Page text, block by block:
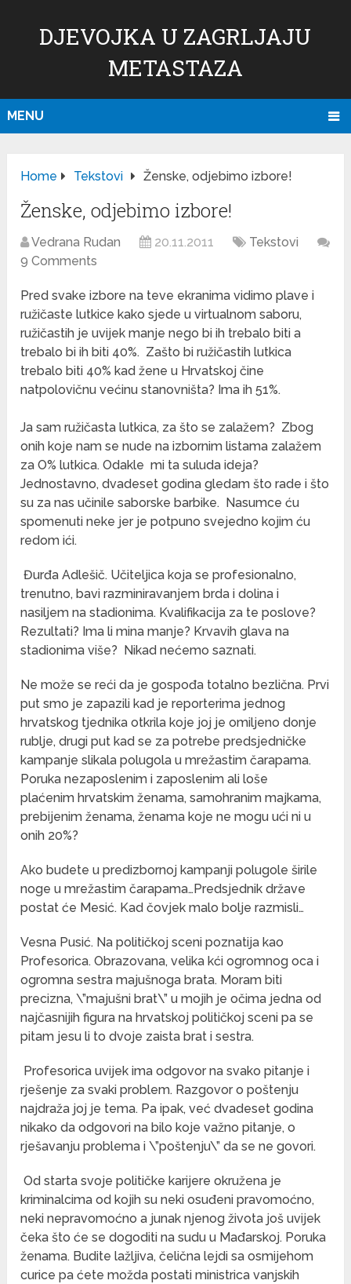
DJEVOJKA U ZAGRLJAJU
METASTAZA
MENU
Home Tekstovi Ženske, odjebimo izbore!
Ženske, odjebimo izbore!
Vedrana Rudan 20.11.2011
Tekstovi
9 Comments
Pred svake izbore na teve ekranima vidimo plave i
ružičaste lutkice kako sjede u virtualnom saboru,
ružičastih je uvijek manje nego bi ih trebalo biti a
trebalo bi ih biti 40%. Zašto bi ružičastih lutkica
trebalo biti 40% kad žene u Hrvatskoj čine
natpolovičnu većinu stanovništa? Ima ih 51%.
Ja sam ružičasta lutkica, za što se zalažem? Zbog
onih koje nam se nude na izbornim listama zalažem
za O% lutkica. Odakle mi ta suluda ideja?
Jednostavno, dvadeset godina gledam što rade i što
su za nas učinile saborske barbike. Nasumce ću
spomenuti neke jer je potpuno svejedno kojim ću
redom ići.
Đurđa Adlešič. Učiteljica koja se profesionalno,
trenutno, bavi razminiravanjem brda i dolina i
nasiljem na stadionima. Kvalifikacija za te poslove?
Rezultati? Ima li mina manje? Krvavih glava na
stadionima više? Nikad nećemo saznati.
Ne može se reći da je gospođa totalno bezlična. Prvi
put smo je zapazili kad je reporterima jednog
hrvatskog tjednika otkrila koje joj je omiljeno donje
rublje, drugi put kad se za potrebe predsjedničke
kampanje slikala polugola u mrežastim čarapama.
Poruka nezaposlenim i zaposlenim ali loše
plaćenim hrvatskim ženama, samohranim majkama,
prebijenim ženama, ženama koje ne mogu ući ni u
onih 20%?
Ako budete u predizbornoj kampanji polugole širile
noge u mrežastim čarapama…Predsjednik države
postat će Mesić. Kad čovjek malo bolje razmisli…
Vesna Pusić. Na političkoj sceni poznatija kao
Profesorica. Obrazovana, velika kći ogromnog oca i
ogromna sestra majušnoga brata. Moram biti
precizna, \”majušni brat\” u mojih je očima jedna od
najčasnijih figura na hrvatskoj političkoj sceni pa se
pitam jesu li to dvoje zaista brat i sestra.
Profesorica uvijek ima odgovor na svako pitanje i
rješenje za svaki problem. Razgovor o poštenju
najdraža joj je tema. Pa ipak, već dvadeset godina
nikako da odgovori na bilo koje važno pitanje, o
rješavanju problema i \”poštenju\” da se ne govori.
Od starta svoje političke karijere okružena je
kriminalcima od kojih su neki osuđeni pravomoćno,
neki nepravomoćno a junak njenog života još uvijek
čeka što će se dogoditi na sudu u Mađarskoj. Poruka
ženama. Budite lažljiva, čelična lejdi sa osmijehom
curice pa ćete možda postati ministrica vanjskih